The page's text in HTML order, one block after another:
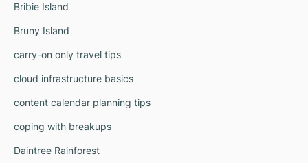
Bribie Island
Bruny Island
carry-on only travel tips
cloud infrastructure basics
content calendar planning tips
coping with breakups
Daintree Rainforest